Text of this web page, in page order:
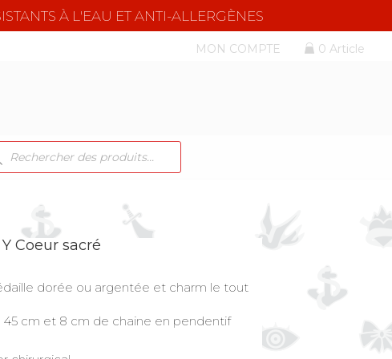
À L'EAU ET ANTI-ALLERGÈNES
MON COMPTE 0 Article
Coeur sacré
dorée ou argentée et charm le tout
45 cm et 8 cm de chaine en pendentif